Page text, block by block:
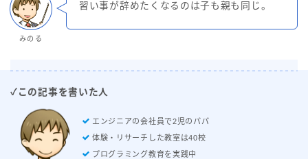
みのる
習い事が辞めたくなるのは子も親も同じ。
✓この記事を書いた人
エンジニアの会社員で2児のパパ
体験・リサーチした教室は40校
プログラミング教育を実践中